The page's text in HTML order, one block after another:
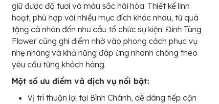
giữ được độ tươi và màu sắc hài hòa. Thiết kế linh
hoạt, phù hợp với nhiều mục đích khác nhau, từ quà
tặng cá nhân đến nhu cầu tổ chức sự kiện. Đinh Tùng
Flower cũng ghi điểm nhờ vào phong cách phục vụ
nhẹ nhàng và khả năng đáp ứng nhanh chóng theo
yêu cầu từng khách hàng.
Một số ưu điểm và dịch vụ nổi bật:
Vị trí thuận lợi tại Bình Chánh, dễ dàng tiếp cận